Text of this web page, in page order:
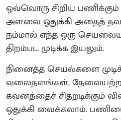
ஒவ்வொரு சிறிய பணிக்கும்
அளவை ஒதுக்கி அதைத்
நம்மால் எந்த ஒரு
திறம்பட முடிக்க இயலும்.
நினைத்த செயல்களை
வலைதளங்கள்,
கவனத்தைச் சிதறடிக்கும்
ஒதுக்கி வைக்கலாம். பணியை